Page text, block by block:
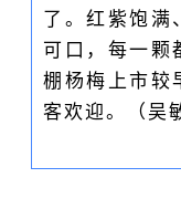
了。红紫饱满
可口，每一颗
棚杨梅上市较
客欢迎。
（吴